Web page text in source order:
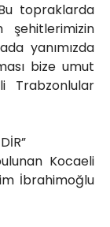
topraklarda
yanımızda
bize umut
Trabzonlular
Kocaeli
İbrahimoğlu